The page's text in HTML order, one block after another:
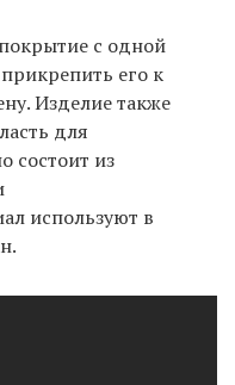
с одной
его к
Изделие также
для
состоит из
используют в